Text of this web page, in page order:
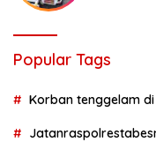
Popular Tags
Korban tenggelam